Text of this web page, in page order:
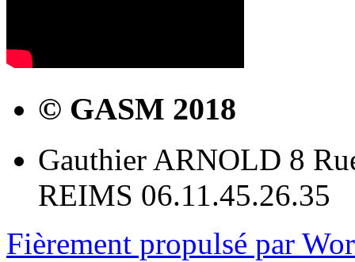
© GASM 2018
Gauthier ARNOLD 8
REIMS 06.11.45.26.35
Fièrement propulsé par